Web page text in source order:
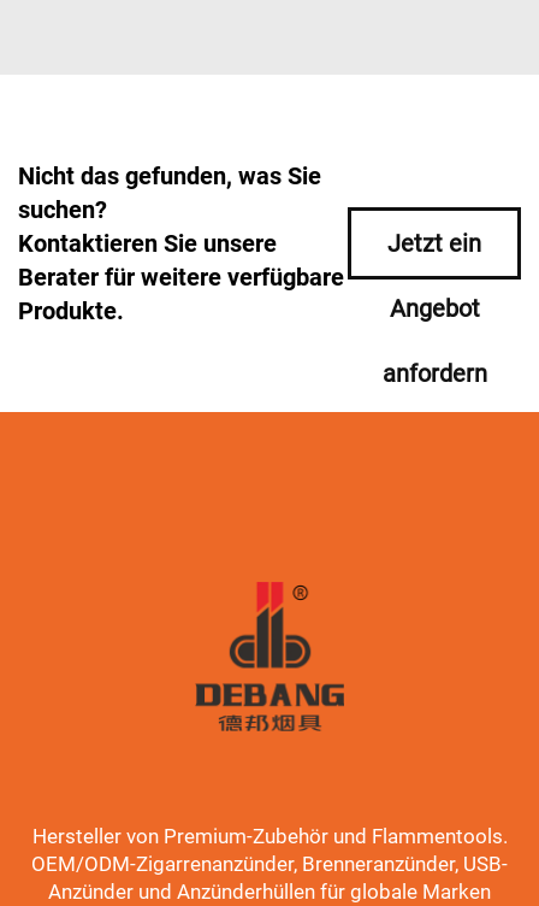
Nicht das gefunden, was Sie
suchen?
Kontaktieren Sie unsere
Berater für weitere verfügbare
Produkte.
Jetzt ein
Angebot
anfordern
Hersteller von Premium-Zubehör und Flammentools.
OEM/ODM-Zigarrenanzünder, Brenneranzünder, USB-
Anzünder und Anzünderhüllen für globale Marken